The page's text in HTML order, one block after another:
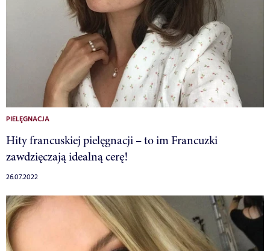
PIELĘGNACJA
Hity francuskiej pielęgnacji – to im Francuzki
zawdzięczają idealną cerę!
26.07.2022